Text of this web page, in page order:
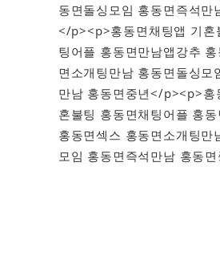
동면돌싱모임 홍동면즉석만
</p><p>홍동면채팅앱 기혼
팅어플 홍동면만남앱강추
면소개팅만남 홍동면돌싱모
만남 홍동면중년</p><p>홍
혼불팅 홍동면채팅어플 홍
홍동면섹스 홍동면소개팅만
모임 홍동면즉석만남 홍동